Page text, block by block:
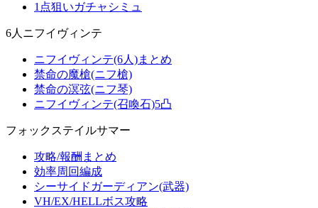
1点狙いガチャシミュ
6人ニフイヴィンテ
ニフイヴィンテ(6人)まとめ
禁命の魔槍(ニフ槍)
禁命の溟弦(ニフ琴)
ニフイヴィンテ(召喚石)5凸
フォックステイルサマー
攻略/報酬まとめ
効率周回編成
シーサイドガーディアン(武器)
VH/EX/HELLボス攻略